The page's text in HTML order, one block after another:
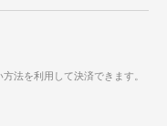
法を利用して決済できます。